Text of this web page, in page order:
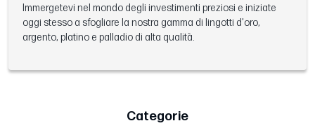
Immergetevi nel mondo degli investimenti preziosi e iniziate
oggi stesso a sfogliare la nostra gamma di lingotti d'oro,
argento, platino e palladio di alta qualità.
Categorie